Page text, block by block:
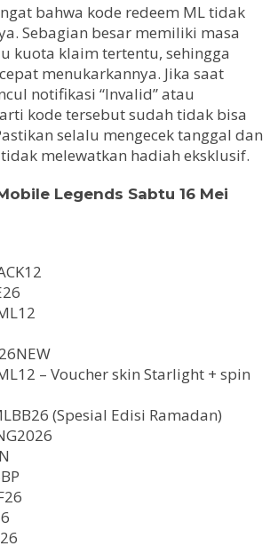
bahwa kode redeem ML tidak
Sebagian besar memiliki masa
kuota klaim tertentu, sehingga
menukarkannya. Jika saat
notifikasi “Invalid” atau
kode tersebut sudah tidak bisa
selalu mengecek tanggal dan
melewatkan hadiah eksklusif.
Legends Sabtu 16 Mei
– Voucher skin Starlight + spin
(Spesial Edisi Ramadan)